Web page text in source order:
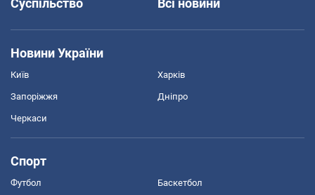
Новини України
Київ Харків
Запоріжжя Дніпро
Черкаси
Спорт
Футбол Баскетбол